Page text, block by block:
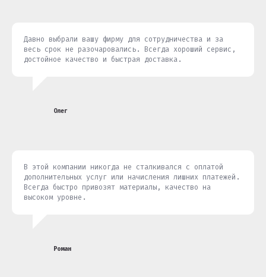
Давно выбрали вашу фирму для сотрудничества и за
весь срок не разочаровались. Всегда хороший сервис,
достойное качество и быстрая доставка.
Олег
В этой компании никогда не сталкивался с оплатой
дополнительных услуг или начисления лишних платежей.
Всегда быстро привозят материалы, качество на
высоком уровне.
Роман